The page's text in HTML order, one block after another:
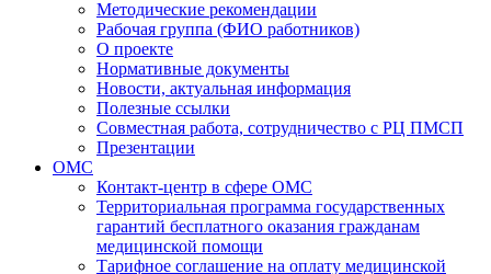
Методические рекомендации
Рабочая группа (ФИО работников)
О проекте
Нормативные документы
Новости, актуальная информация
Полезные ссылки
Совместная работа, сотрудничество с РЦ ПМСП
Презентации
ОМС
Контакт-центр в сфере ОМС
Территориальная программа государственных
гарантий бесплатного оказания гражданам
медицинской помощи
Тарифное соглашение на оплату медицинской